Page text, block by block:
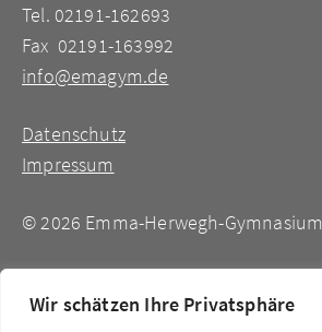
Wir schätzen Ihre Privatsphäre
Tel. 02191-162693
Fax 02191-163992
info@emagym.de
Datenschutz
Impressum
© 2026 Emma-Herwegh-Gymnasium